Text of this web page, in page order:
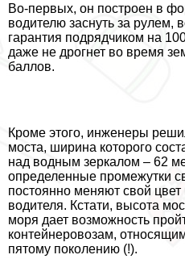
Во-первых, он построен в
водителю заснуть за рулем,
гарантия подрядчиком на
даже не дрогнет во время
баллов.
Кроме этого, инженеры
моста, ширина которого
над водным зеркалом – 62
определенные промежутки
постоянно меняют свой
водителя. Кстати, высота
моря дает возможность
контейнеровозам,
пятому поколению (!).